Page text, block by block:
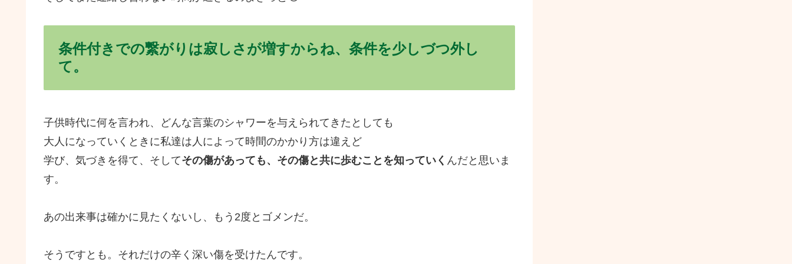
条件付きでの繋がりは寂しさが増すからね、条件を少しづつ外し
て。
子供時代に何を言われ、どんな言葉のシャワーを与えられてきたとしても
大人になっていくときに私達は人によって時間のかかり方は違えど
学び、気づきを得て、そしてその傷があっても、その傷と共に歩むことを知っていく んだと思いま
す。
あの出来事は確かに見たくないし、もう2度とゴメンだ。
そうですとも。それだけの辛く深い傷を受けたんです。